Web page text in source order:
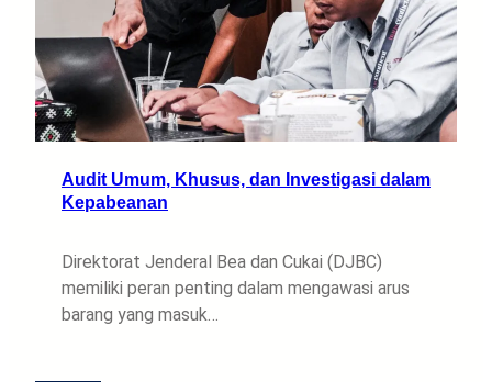
Audit Umum, Khusus, dan Investigasi dalam
Kepabeanan
Direktorat Jenderal Bea dan Cukai (DJBC)
memiliki peran penting dalam mengawasi arus
barang yang masuk…